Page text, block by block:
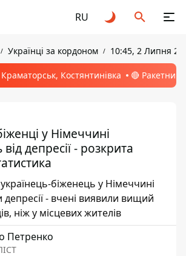
RU
Українці за кордоном 10:45, 2 Липня
Костянтинівка 🔴 Ракетний
у Німеччині
депресії - розкрита
біженець у Німеччині
- вчені виявили вищий
ніж у місцевих жителів
Петренко